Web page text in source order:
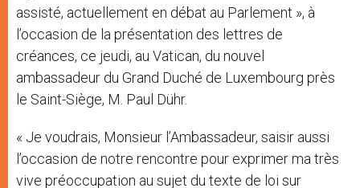
assisté, actuellement en débat au Parlement », à
l’occasion de la présentation des lettres de
créances, ce jeudi, au Vatican, du nouvel
ambassadeur du Grand Duché de Luxembourg près
le Saint-Siège, M. Paul Dühr.
« Je voudrais, Monsieur l’Ambassadeur, saisir aussi
l’occasion de notre rencontre pour exprimer ma très
vive préoccupation au sujet du texte de loi sur